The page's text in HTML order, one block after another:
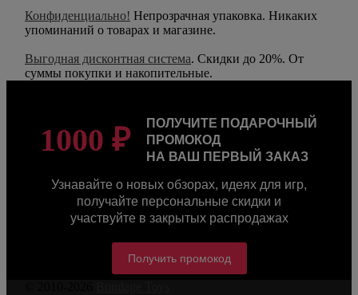
Конфиденциально! Непрозрачная упаковка. Никаких
упоминаний о товарах и магазине.
Выгодная дисконтная система. Скидки до 20%. От
суммы покупки и накопительные.
1000 ₽
ПОЛУЧИТЕ ПОДАРОЧНЫЙ
ПРОМОКОД
НА ВАШ ПЕРВЫЙ ЗАКАЗ
Узнавайте о новых обзорах, идеях для игр,
получайте персональные скидки и
участвуйте в закрытых распродажах
Получить промокод